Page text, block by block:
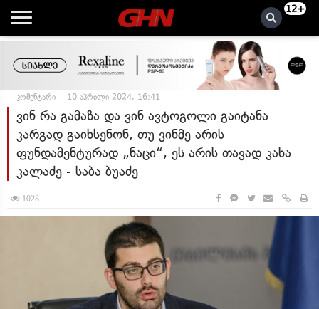
12+
კომენტარი 10 აპრილი 2024, 16:41
ვინ რა გამაზა და ვინ ავტოგოლი გაიტანა
კარგად გაიხსენონ, თუ ვინმე არის
ფუნდამენტურად „ნაცი“, ეს არის თავად კახა
კალაძე - საბა ბუაძე
1028